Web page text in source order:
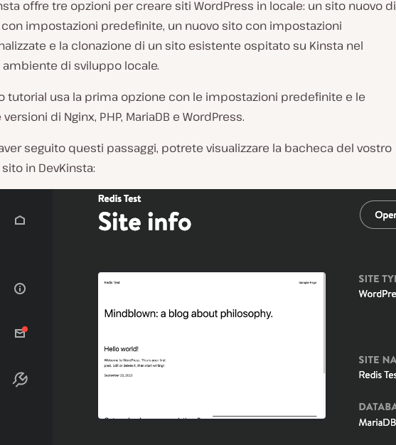
offre tre opzioni per creare siti WordPress in locale: un sito nuovo di
impostazioni predefinite, un nuovo sito con impostazioni
e la clonazione di un sito esistente ospitato su Kinsta nel
di sviluppo locale.
tutorial usa la prima opzione con le impostazioni predefinite e le
di Nginx, PHP, MariaDB e WordPress.
seguito questi passaggi, potrete visualizzare la bacheca del vostro
in DevKinsta: